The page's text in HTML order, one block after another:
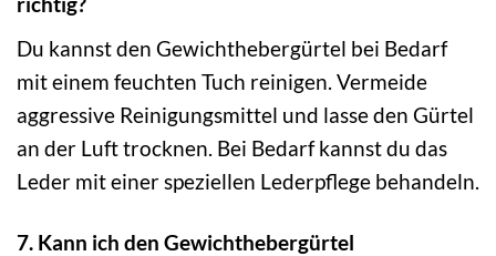
Du kannst den Gewichthebergürtel bei Bedarf
mit einem feuchten Tuch reinigen. Vermeide
aggressive Reinigungsmittel und lasse den Gürtel
an der Luft trocknen. Bei Bedarf kannst du das
Leder mit einer speziellen Lederpflege behandeln.
7. Kann ich den Gewichthebergürtel